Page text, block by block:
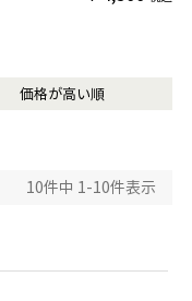
価格が高い順
10件中 1-10件表示